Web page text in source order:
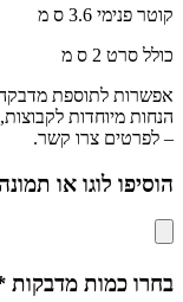
קוטר פנימי 3.6 ס מ
כולל סרט 2 ס מ
אפשרות לתוספת
הנחות מיוחדות
– לפרטים צרו קשר.
הוסיפו לוגו או תמונה
בחרו כמות מדבקות